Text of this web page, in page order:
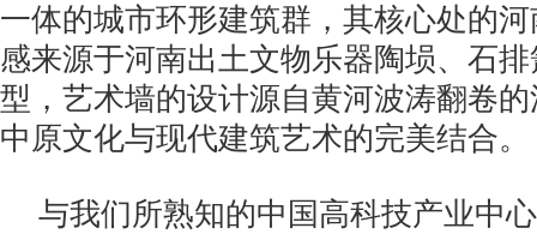
一体的城市环形建筑群，其核心处的
感来源于河南出土文物乐器陶埙、石
型，艺术墙的设计源自黄河波涛翻卷
中原文化与现代建筑艺术的完美结合。
与我们所熟知的中国高科技产业中